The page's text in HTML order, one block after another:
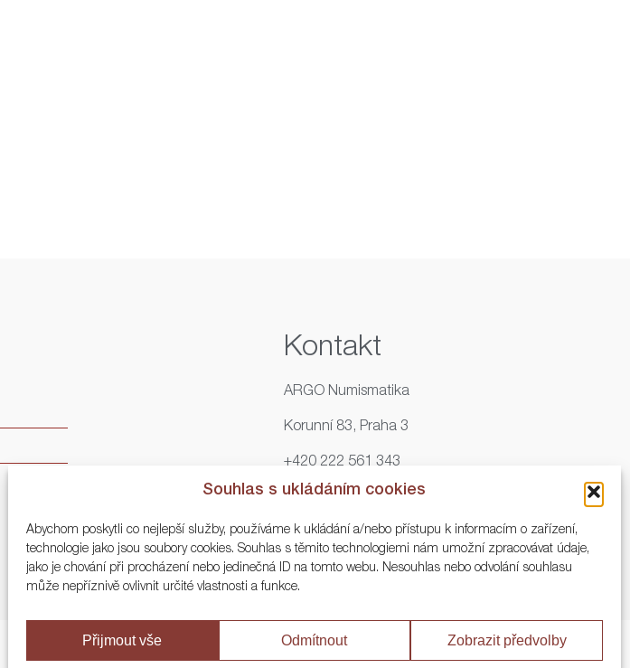
Souhlas s ukládáním cookies
Abychom poskytli co nejlepší služby, používáme k ukládání a/nebo přístupu k informacím o zařízení,
technologie jako jsou soubory cookies. Souhlas s těmito technologiemi nám umožní zpracovávat údaje,
jako je chování při procházení nebo jedinečná ID na tomto webu. Nesouhlas nebo odvolání souhlasu
může nepříznivě ovlivnit určité vlastnosti a funkce.
Přijmout vše Odmítnout Zobrazit předvolby
Kontakt
ARGO Numismatika
Korunní 83, Praha 3
+420 222 561 343
+420 773 025 117
info@numisargo.com